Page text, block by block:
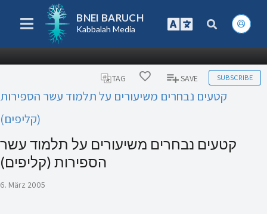
BNEI BARUCH
Kabbalah Media
TAG SAVE SUBSCRIBE
קטעים נבחרים משיעורים על תלמוד עשר הספירות
(קליפים)
קטעים נבחרים משיעורים על תלמוד עשר
הספירות (קליפים)
6. März 2005